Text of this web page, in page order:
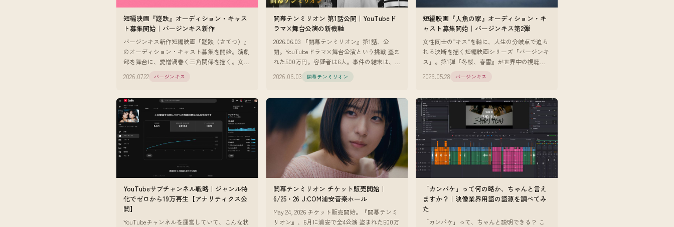
短編映画『蹉跌』オーディション・キャス
ト募集開始｜バージンキス新作
バージンキス新作短編映画『蹉跌（さてつ）』
のオーディション・キャスト募集を開始。演劇
部を舞台に、愛憎渦巻く三角関係を描く。女子
問。
2026.07.22 バージンキス
開幕テンミリオン 第1話公開｜YouTubeド
ラマ×舞台公演の新機軸
2026.06.03 『開幕テンミリオン』第1話、公
開。YouTubeドラマ×舞台公演という挑戦 盗ま
れた500万円。容疑者は6人。事件の結末は、劇
の第1話が
2026.06.03 開幕テンミリオン
短編映画『人魚の家』オーディション・キ
ャスト募集開始｜バージンキス第2弾
女性同士の”キス”を軸に、人生の分岐点で迫ら
れる決断を描く短編映画シリーズ「バージンキ
ス」。第1弾『冬桜、春雪』が世界中の視聴者
家』のオーディション・キャス [
2026.05.28 バージンキス
YouTubeサブチャンネル戦略｜ジャンル特
化でゼロから19万再生【アナリティクス公
開】
YouTubeチャンネルを運営していて、こんな状
開幕テンミリオン チケット販売開始｜
6/25・26 J:COM浦安音楽ホール
May 24, 2026 チケット販売開始。『開幕テンミ
リオン』、6月に浦安で全4公演 盗まれた500万
「カンパケ」って何の略か、ちゃんと言え
ますか？｜映像業界用語の語源を調べてみ
た
「カンパケ」って、ちゃんと説明できる？ こ